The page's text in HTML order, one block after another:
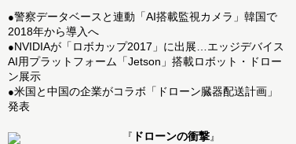
●警察データベースと連動「AI搭載監視カメラ」韓国で
2018年から導入へ
●NVIDIAが「ロボカップ2017」に出展…エッジデバイス
AI用プラットフォーム「Jetson」搭載ロボット・ドロー
ン展示
●米国と中国の企業がコラボ「ドローン臓器配送計画」
発表
『 ドローンの衝撃』